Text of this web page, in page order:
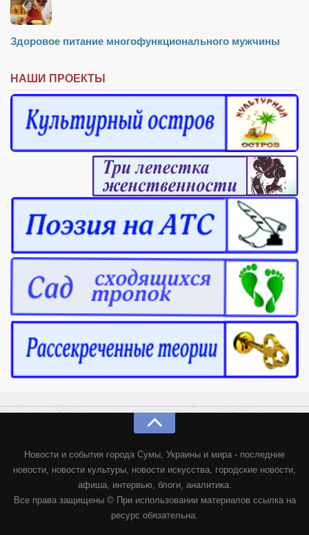
Здоровое питание многофункционального мужчины
НАШИ ПРОЕКТЫ
Новости и события города Сумы, Украины и мира - последние
новости, новости культуры, новости искусства, городские новости,
афиша, интервью, блоги, аналитика.
Все права защищены © При использовании материалов ссылка на
ресурс обязательна.